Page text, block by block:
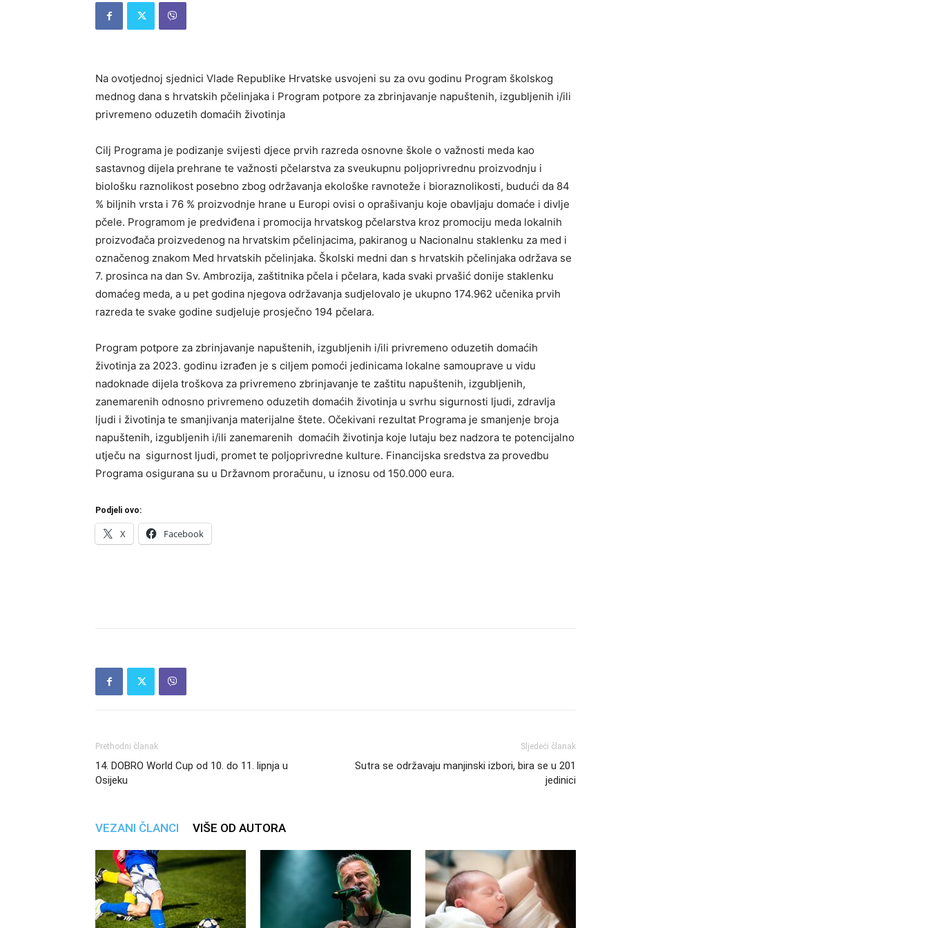
Na ovotjednoj sjednici Vlade Republike Hrvatske usvojeni su za ovu godinu Program školskog
mednog dana s hrvatskih pčelinjaka i Program potpore za zbrinjavanje napuštenih, izgubljenih i/ili
privremeno oduzetih domaćih životinja
Cilj Programa je podizanje svijesti djece prvih razreda osnovne škole o važnosti meda kao
sastavnog dijela prehrane te važnosti pčelarstva za sveukupnu poljoprivrednu proizvodnju i
biološku raznolikost posebno zbog održavanja ekološke ravnoteže i bioraznolikosti, budući da 84
% biljnih vrsta i 76 % proizvodnje hrane u Europi ovisi o oprašivanju koje obavljaju domaće i divlje
pčele. Programom je predviđena i promocija hrvatskog pčelarstva kroz promociju meda lokalnih
proizvođača proizvedenog na hrvatskim pčelinjacima, pakiranog u Nacionalnu staklenku za med i
označenog znakom Med hrvatskih pčelinjaka. Školski medni dan s hrvatskih pčelinjaka održava se
7. prosinca na dan Sv. Ambrozija, zaštitnika pčela i pčelara, kada svaki prvašić donije staklenku
domaćeg meda, a u pet godina njegova održavanja sudjelovalo je ukupno 174.962 učenika prvih
razreda te svake godine sudjeluje prosječno 194 pčelara.
Program potpore za zbrinjavanje napuštenih, izgubljenih i/ili privremeno oduzetih domaćih
životinja za 2023. godinu izrađen je s ciljem pomoći jedinicama lokalne samouprave u vidu
nadoknade dijela troškova za privremeno zbrinjavanje te zaštitu napuštenih, izgubljenih,
zanemarenih odnosno privremeno oduzetih domaćih životinja u svrhu sigurnosti ljudi, zdravlja
ljudi i životinja te smanjivanja materijalne štete. Očekivani rezultat Programa je smanjenje broja
napuštenih, izgubljenih i/ili zanemarenih domaćih životinja koje lutaju bez nadzora te potencijalno
utječu na sigurnost ljudi, promet te poljoprivredne kulture. Financijska sredstva za provedbu
Programa osigurana su u Državnom proračunu, u iznosu od 150.000 eura.
Podjeli ovo:
X Facebook
Prethodni članak
14. DOBRO World Cup od 10. do 11. lipnja u
Osijeku
Sljedeći članak
Sutra se održavaju manjinski izbori, bira se u 201
jedinici
VEZANI ČLANCI VIŠE OD AUTORA